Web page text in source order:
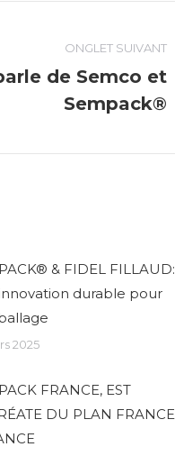
ONGLET SUIVANT
de Semco et
Sempack®
& FIDEL FILLAUD:
durable pour
2025
FRANCE, EST
DU PLAN FRANCE